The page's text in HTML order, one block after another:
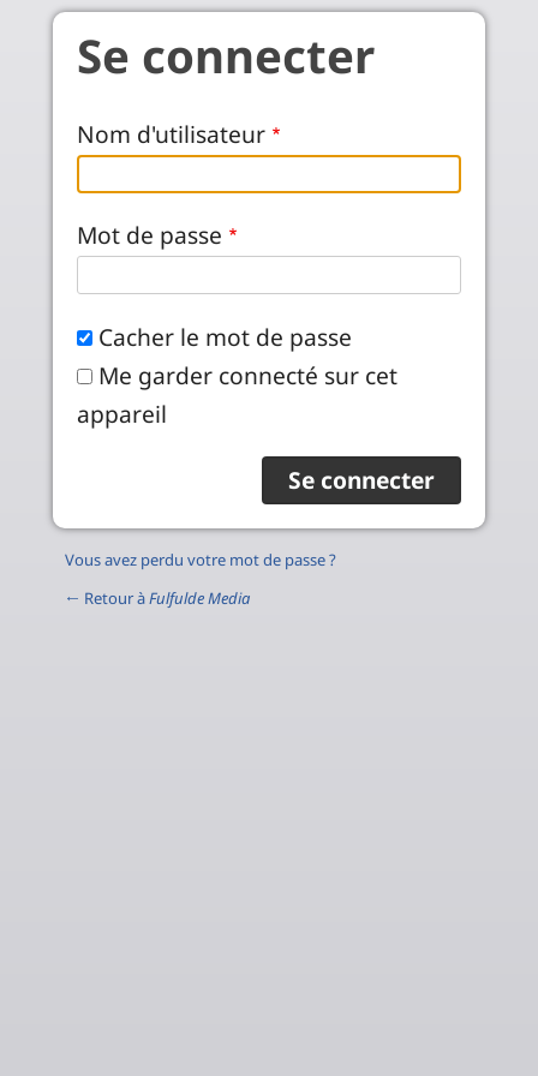
Aller au contenu principal
Se connecter
Nom d'utilisateur
Mot de passe
Cacher le mot de passe
Me garder connecté sur cet
appareil
Vous avez perdu votre mot de passe ?
← Retour àFulfulde Media